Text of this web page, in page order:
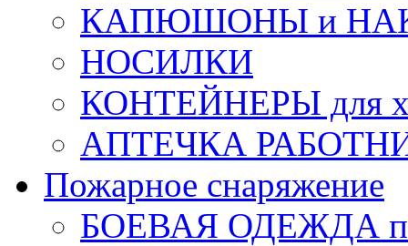
КАПЮШОНЫ и
НОСИЛКИ
КОНТЕЙНЕРЫ для
АПТЕЧКА
Пожарное снаряжение
БОЕВАЯ ОДЕЖДА